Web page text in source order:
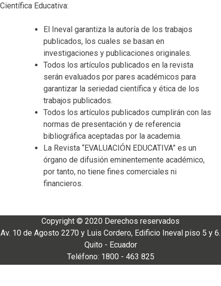
Científica Educativa:
El Ineval garantiza la autoría de los trabajos
publicados, los cuales se basan en
investigaciones y publicaciones originales.
Todos los artículos publicados en la revista
serán evaluados por pares académicos para
garantizar la seriedad científica y ética de los
trabajos publicados.
Todos los artículos publicados cumplirán con las
normas de presentación y de referencia
bibliográfica aceptadas por la academia.
La Revista “EVALUACIÓN EDUCATIVA” es un
órgano de difusión eminentemente académico,
por tanto, no tiene fines comerciales ni
financieros.
Copyright © 2020 Derechos reservados
Av. 10 de Agosto 2270 y Luis Cordero, Edificio Ineval piso 5 y 6.
Quito - Ecuador
Teléfono: 1800 - 463 825